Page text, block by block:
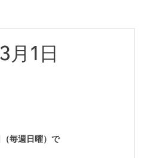
月1日
コース：
毎週日曜）で